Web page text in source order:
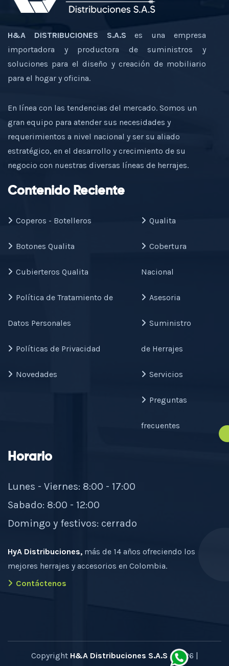
H&A DISTRIBUCIONES S.A.S es una empresa
importadora y productora de suministros y
soluciones para el diseño y creación de mobiliario
para el hogar y oficina.
En línea con las tendencias del mercado. Somos un
gran equipo para atender sus necesidades y
requerimientos a nivel nacional y ser su aliado
estratégico, en el desarrollo y crecimiento de su
negocio con nuestras diversas líneas de herrajes.
Contenido Reciente
Coperos - Botelleros
Botones Qualita
Cubierteros Qualita
Política de Tratamiento de
Datos Personales
Políticas de Privacidad
Novedades
Qualita
Cobertura
Nacional
Asesoria
Suministro
de Herrajes
Servicios
Preguntas
frecuentes
Horario
Lunes - Viernes: 8:00 - 17:00
Sabado: 8:00 - 12:00
Domingo y festivos: cerrado
HyA Distribuciones, más de 14 años ofreciendo los
mejores herrajes y accesorios en Colombia.
Contáctenos
Copyright H&A Distribuciones S.A.S - 2026 |